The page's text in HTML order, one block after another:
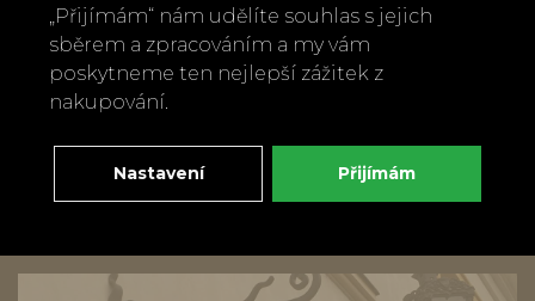
Seklý ježek bílý 2024, Vinařství Ježková
250 Kč
„Přijímám“ nám udělíte souhlas s jejich
sběrem a zpracováním a my vám
poskytneme ten nejlepší zážitek z
nakupování.
Nastavení Přijímám